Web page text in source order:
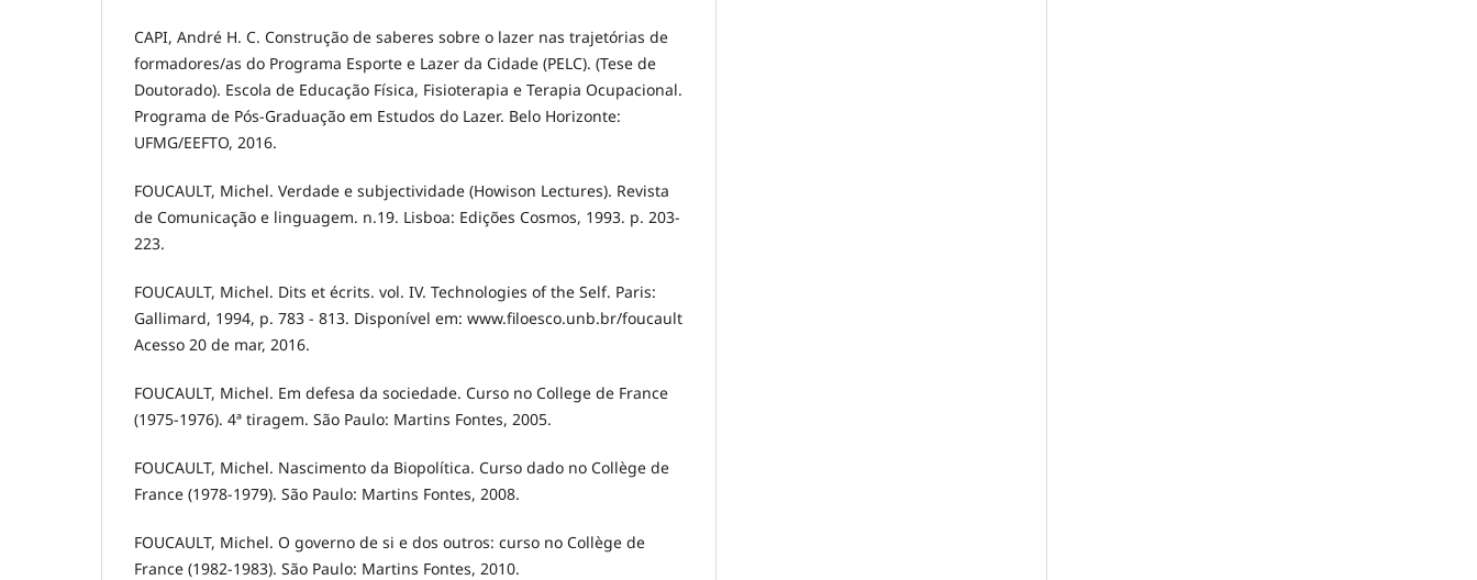
CAPI, André H. C. Construção de saberes sobre o lazer nas trajetórias de
formadores/as do Programa Esporte e Lazer da Cidade (PELC). (Tese de
Doutorado). Escola de Educação Física, Fisioterapia e Terapia Ocupacional.
Programa de Pós-Graduação em Estudos do Lazer. Belo Horizonte:
UFMG/EEFTO, 2016.
FOUCAULT, Michel. Verdade e subjectividade (Howison Lectures). Revista
de Comunicação e linguagem. n.19. Lisboa: Edições Cosmos, 1993. p. 203-
223.
FOUCAULT, Michel. Dits et écrits. vol. IV. Technologies of the Self. Paris:
Gallimard, 1994, p. 783 - 813. Disponível em: www.filoesco.unb.br/foucault
Acesso 20 de mar, 2016.
FOUCAULT, Michel. Em defesa da sociedade. Curso no College de France
(1975-1976). 4ª tiragem. São Paulo: Martins Fontes, 2005.
FOUCAULT, Michel. Nascimento da Biopolítica. Curso dado no Collège de
France (1978-1979). São Paulo: Martins Fontes, 2008.
FOUCAULT, Michel. O governo de si e dos outros: curso no Collège de
France (1982-1983). São Paulo: Martins Fontes, 2010.